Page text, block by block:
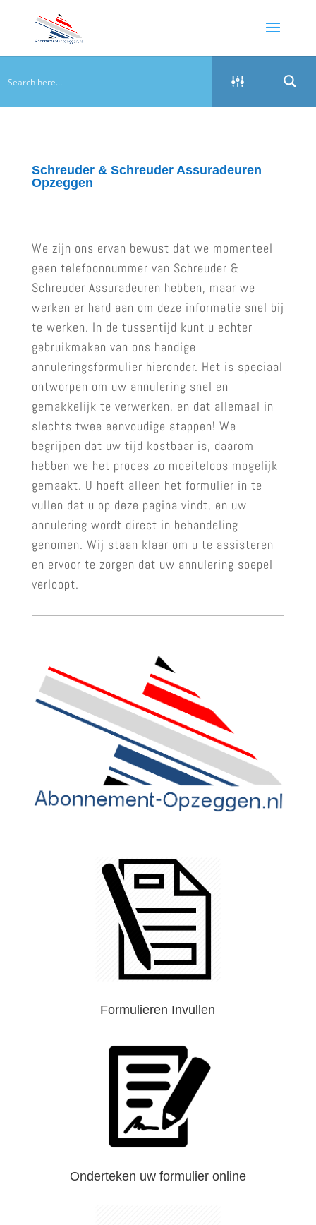
Schreuder & Schreuder Assuradeuren
Opzeggen
We zijn ons ervan bewust dat we momenteel
geen telefoonnummer van Schreuder &
Schreuder Assuradeuren hebben, maar we
werken er hard aan om deze informatie snel bij
te werken. In de tussentijd kunt u echter
gebruikmaken van ons handige
annuleringsformulier hieronder. Het is speciaal
ontworpen om uw annulering snel en
gemakkelijk te verwerken, en dat allemaal in
slechts twee eenvoudige stappen! We
begrijpen dat uw tijd kostbaar is, daarom
hebben we het proces zo moeiteloos mogelijk
gemaakt. U hoeft alleen het formulier in te
vullen dat u op deze pagina vindt, en uw
annulering wordt direct in behandeling
genomen. Wij staan klaar om u te assisteren
en ervoor te zorgen dat uw annulering soepel
verloopt.
Formulieren Invullen
Onderteken uw formulier online